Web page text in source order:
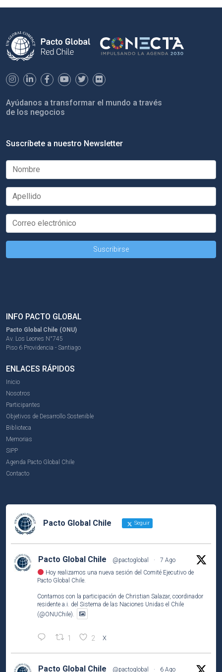
Ayúdanos a transformar el mundo a través
de los negocios
Suscríbete a nuestro Newsletter
INFO PACTO GLOBAL
Pacto Global Chile (ONU)
Av. Los Leones N°745
Piso 6 Providencia - Santiago
ENLACES RÁPIDOS
Inicio
Nosotros
Participantes
Objetivos de Desarrollo Sostenible
Biblioteca
Memorias
SIPP
Agenda Pacto Global Chile
Contacto
Pacto Global Chile Seguir
Pacto Global Chile @pactoglobal ·
7 Ago
Hoy realizamos una nueva sesión del Comité Ejecutivo de
Pacto Global Chile.
Contamos con la participación de Christian Salazar, coordinador
residente a.i. del Sistema de las Naciones Unidas el Chile
(@ONUChile).
1 2 X
Pacto Global Chile @pactoglobal · 6 Ago